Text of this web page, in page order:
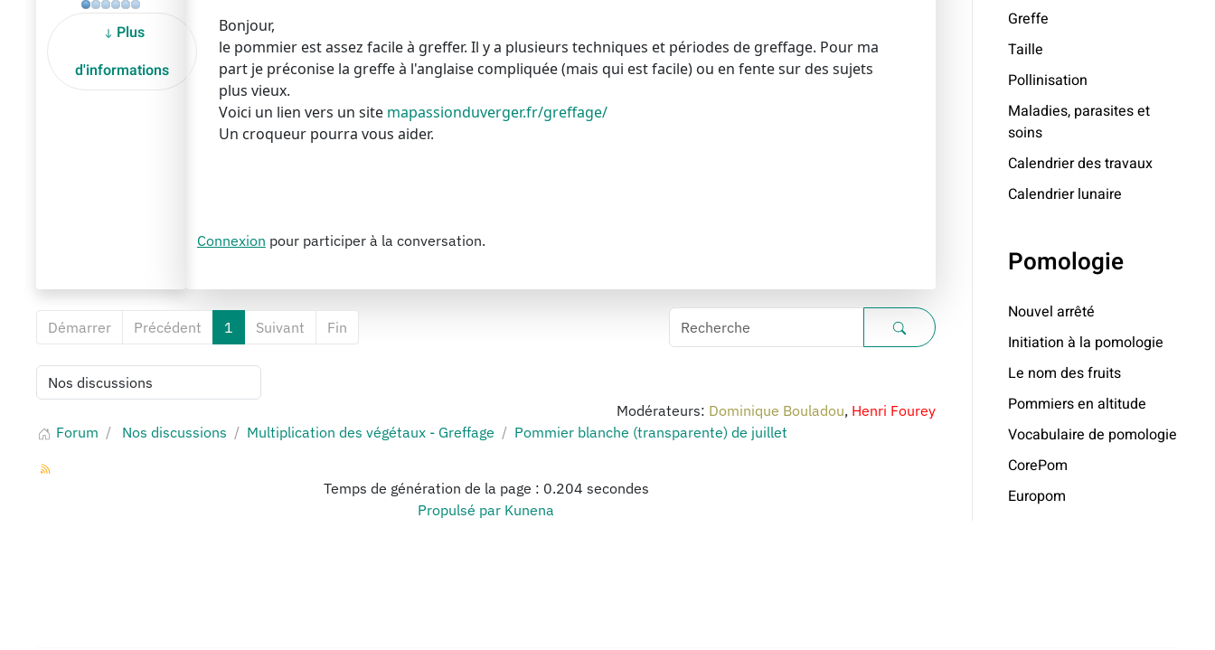
Plus
d'informations
Bonjour,
le pommier est assez facile à greffer. Il y a plusieurs techniques et périodes de greffage. Pour ma
part je préconise la greffe à l'anglaise compliquée (mais qui est facile) ou en fente sur des sujets
plus vieux.
Voici un lien vers un site mapassionduverger.fr/greffage/
Un croqueur pourra vous aider.
Connexion pour participer à la conversation.
Démarrer Précédent 1 Suivant Fin
Modérateurs: Dominique Bouladou, Henri Fourey
Forum
Nos discussions Multiplication des végétaux - Greffage Pommier blanche (transparente) de juillet
Temps de génération de la page : 0.204 secondes
Propulsé par Kunena
Greffe
Taille
Pollinisation
Maladies, parasites et
soins
Calendrier des travaux
Calendrier lunaire
Pomologie
Nouvel arrêté
Initiation à la pomologie
Le nom des fruits
Pommiers en altitude
Vocabulaire de pomologie
CorePom
Europom